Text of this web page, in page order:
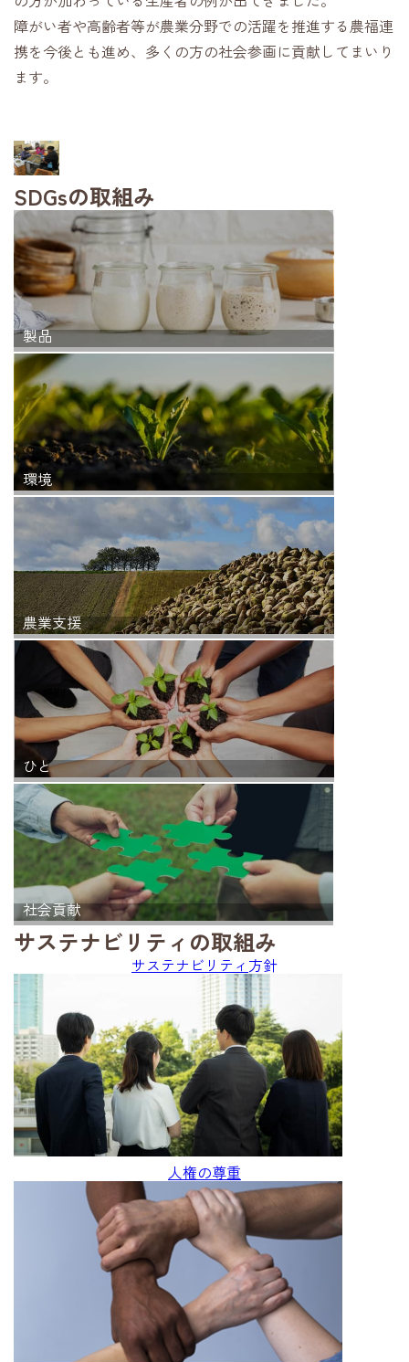
障がい者や高齢者等が農業分野での活躍を推進する農福連
携を今後とも進め、多くの方の社会参画に貢献してまいり
ます。
SDGsの取組み
製品
環境
農業支援
ひと
社会貢献
サステナビリティの取組み
サステナビリティ 方針
人権の尊重